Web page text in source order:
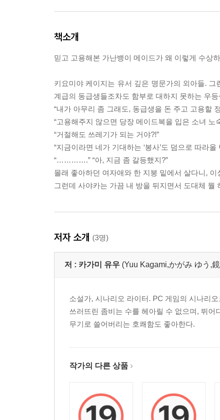
책소개
믿고 고용해본 가난뱅이 메이드가 왜 이렇게 수상
키요미야 케이지는 유서 깊은 명문가의 외아들.
계급의 동급생들조차도 함부로 대하지 못하는 우
“내가 아무리 좀 그래도, 동급생을 돈 주고 고용할
“고용해주지 않으면 당장 메이드복을 입은 소녀 노
“거절해도 쓰레기가 되는 거야?!”
“지금이라면 네가 기대하는 ‘봉사’도 덤으로 따라올
“………….” “아, 지금 좀 갈등했지?”
몰래 좋아하던 여자애와 한 지붕 밑에서 살다니,
그런데 사야카는 가끔 내 방을 뒤지면서 도대체 뭘
저자 소개 (3명)
저 : 카가미 유우 (Yuu Kagami,かがみ ゆう,
소설가, 시나리오 라이터. PC 게임의 시나리
쓰러뜨린 좀비는 수를 헤아릴 수 없으며, 뛰
무기로 쓸어버리는 호쾌함도 좋아한다.
작가의 다른 상품